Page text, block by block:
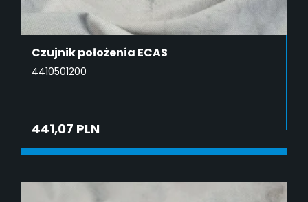
Czujnik położenia ECAS
4410501200
441,07 PLN